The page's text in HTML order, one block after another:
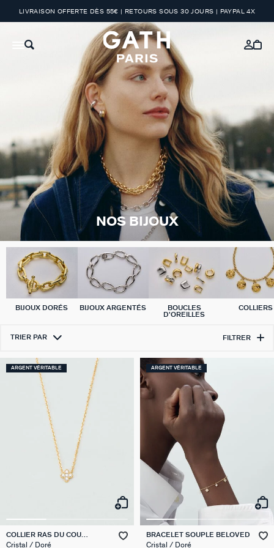
LIVRAISON OFFERTE DÈS 55€ | RETOURS SOUS 30 JOURS | PAYPAL 4X
NOS BIJOUX
BIJOUX DORÉS BIJOUX ARGENTÉS
BOUCLES
D'OREILLES
COLLIERS
TRIER PAR FILTRER
ARGENT VÉRITABLE
COLLIER RAS DU COU
BELOVED
Cristal / Doré
ARGENT VÉRITABLE
BRACELET SOUPLE BELOVED
Cristal / Doré